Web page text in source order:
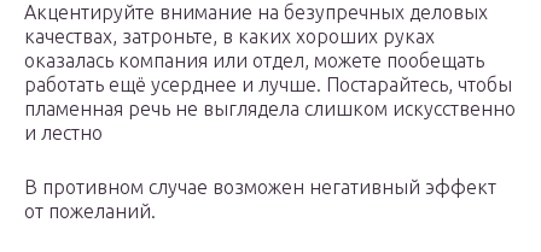
Акцентируйте внимание на безупречных деловых
качествах, затроньте, в каких хороших руках
оказалась компания или отдел, можете пообещать
работать ещё усерднее и лучше. Постарайтесь, чтобы
пламенная речь не выглядела слишком искусственно
и лестно
В противном случае возможен негативный эффект
от пожеланий.